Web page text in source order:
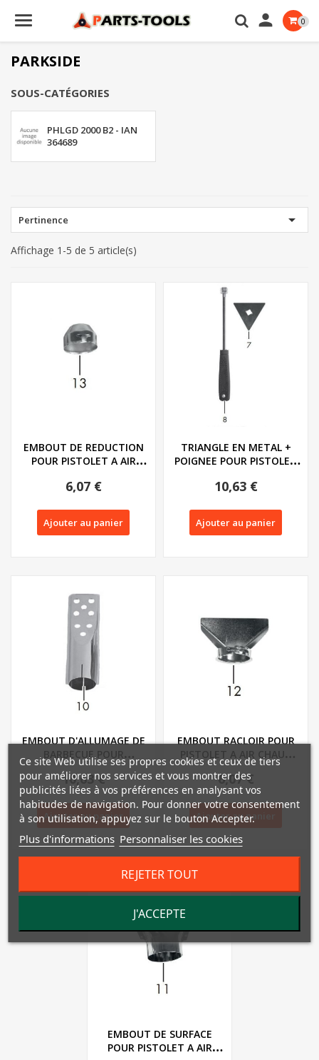
 0
PARKSIDE
SOUS-CATÉGORIES
PHLGD 2000 B2 - IAN
364689
Pertinence 
Affichage 1-5 de 5 article(s)
EMBOUT DE REDUCTION
POUR PISTOLET A AIR
6,07 €
Ajouter au panier
TRIANGLE EN METAL +
POIGNEE POUR PISTOLET
10,63 €
Ajouter au panier
EMBOUT D'ALLUMAGE DE
BARBECUE POUR
PISTOLET A AIR CHAUD...
10,63 €
Ajouter au panier
EMBOUT RACLOIR POUR
PISTOLET A AIR CHAUD
NUMERIQUE...
6,07 €
Ajouter au panier
EMBOUT DE SURFACE
POUR PISTOLET A AIR
Ce site Web utilise ses propres cookies et ceux de tiers
pour améliorer nos services et vous montrer des
publicités liées à vos préférences en analysant vos
habitudes de navigation. Pour donner votre consentement
à son utilisation, appuyez sur le bouton Accepter.
Plus d'informations Personnaliser les cookies
REJETER TOUT
J'ACCEPTE